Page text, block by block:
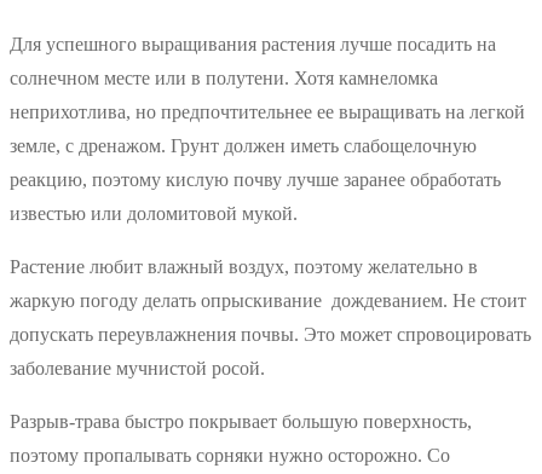
Для успешного выращивания растения лучше посадить на
солнечном месте или в полутени. Хотя камнеломка
неприхотлива, но предпочтительнее ее выращивать на легкой
земле, с дренажом. Грунт должен иметь слабощелочную
реакцию, поэтому кислую почву лучше заранее обработать
известью или доломитовой мукой.
Растение любит влажный воздух, поэтому желательно в
жаркую погоду делать опрыскивание дождеванием. Не стоит
допускать переувлажнения почвы. Это может спровоцировать
заболевание мучнистой росой.
Разрыв-трава быстро покрывает большую поверхность,
поэтому пропалывать сорняки нужно осторожно. Со